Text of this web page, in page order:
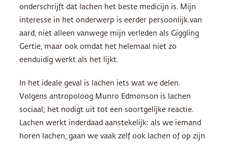
onderschrijft dat lachen het beste medicijn is. Mijn
interesse in het onderwerp is eerder persoonlijk van
aard, niet alleen vanwege mijn verleden als Giggling
Gertie, maar ook omdat het helemaal niet zo
eenduidig werkt als het lijkt.
In het ideale geval is lachen iets wat we delen.
Volgens antropoloog Munro Edmonson is lachen
sociaal; het nodigt uit tot een soortgelijke reactie.
Lachen werkt inderdaad aanstekelijk: als we iemand
horen lachen, gaan we vaak zelf ook lachen of op zijn